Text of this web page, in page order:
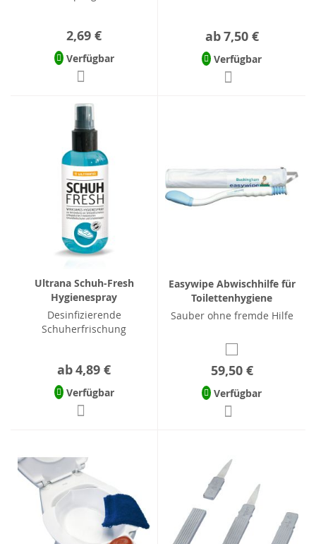
2,69 €
Verfügbar
ab7,50 €
Verfügbar
Ultrana Schuh-Fresh
Hygienespray
Desinfizierende
Schuherfrischung
ab4,89 €
Verfügbar
Easywipe Abwischhilfe für
Toilettenhygiene
Sauber ohne fremde Hilfe
59,50 €
Verfügbar